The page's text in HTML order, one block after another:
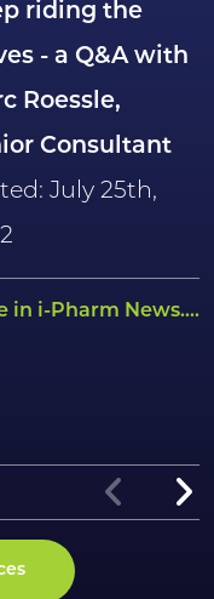
riding the
- a Q&A with
Roessle,
Consultant
July 25th,
in i-Pharm News....